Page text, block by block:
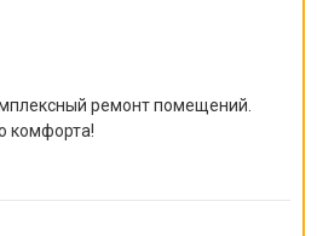
ремонт помещений.
комфорта!